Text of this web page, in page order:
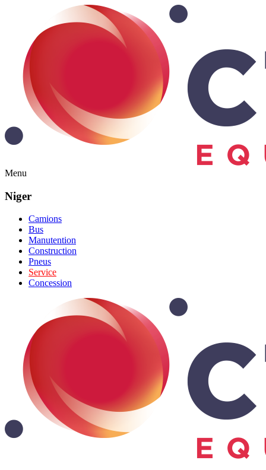
Menu
Niger
Camions
Bus
Manutention
Construction
Pneus
Service
Concession